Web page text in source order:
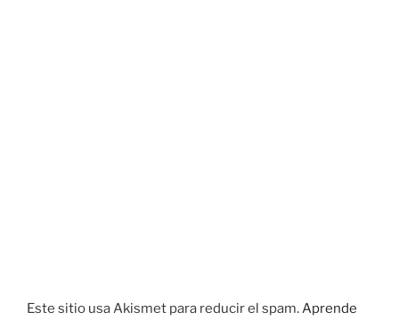
Este sitio usa Akismet para reducir el spam.Aprende